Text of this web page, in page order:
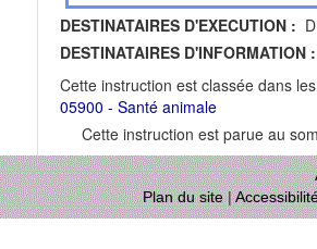
DESTINATAIRES D'EXECUTION :
DESTINATAIRES D'INFORMATION :
Cette instruction est classée dans
05900 - Santé animale
Cette instruction est parue au
Plan du site|